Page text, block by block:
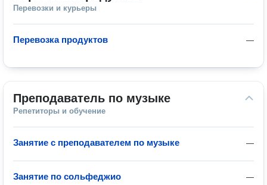
Перевозки и курьеры
—
Перевозка продуктов
Преподаватель по музыке
Репетиторы и обучение
—
Занятие с преподавателем по музыке
—
Занятие по сольфеджио